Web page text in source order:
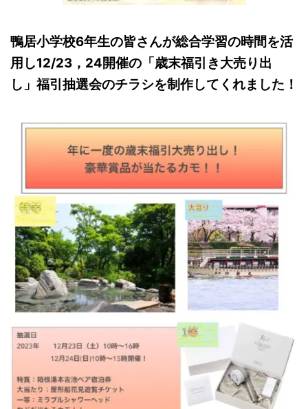
鴨居小学校6年生の皆さんが総合学習の時間を活
用し12/23，24開催の 「歳末福引き大売り出
し」福引抽選会のチラシを制作してくれました！